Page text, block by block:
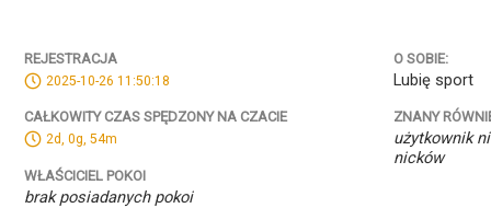
REJESTRACJA
2025-10-26 11:50:18
CAŁKOWITY CZAS SPĘDZONY NA CZACIE
2d, 0g, 54m
WŁAŚCICIEL POKOI
brak posiadanych pokoi
O SOBIE:
Lubię sport
ZNANY
użytkownik
nicków